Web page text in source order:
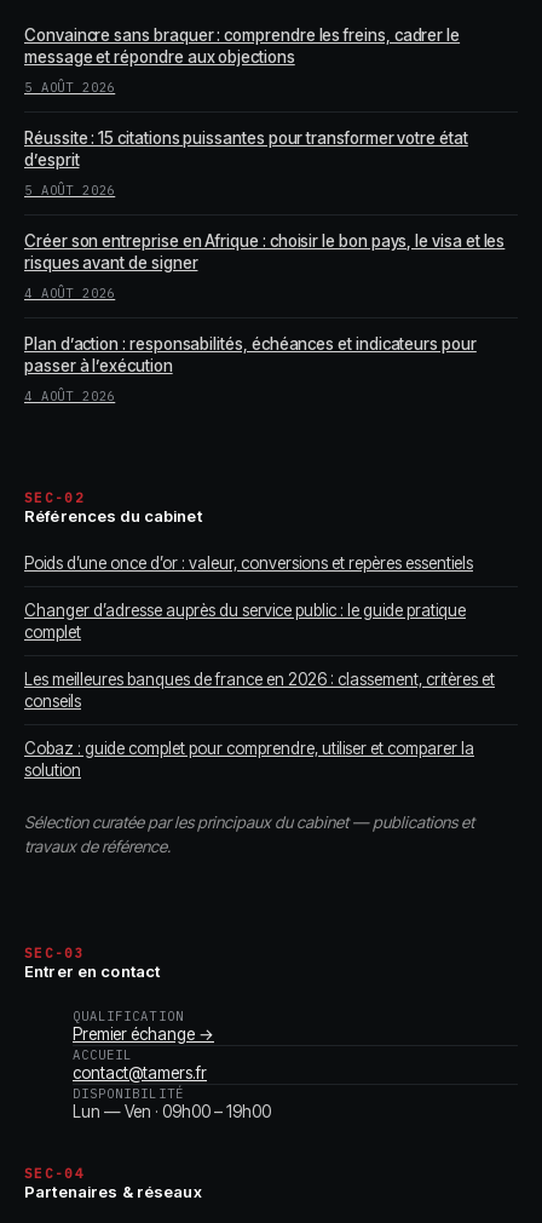
Convaincre sans braquer : comprendre les freins, cadrer le
message et répondre aux objections
5 AOÛT 2026
Réussite : 15 citations puissantes pour transformer votre état
d’esprit
5 AOÛT 2026
Créer son entreprise en Afrique : choisir le bon pays, le visa et les
risques avant de signer
4 AOÛT 2026
Plan d’action : responsabilités, échéances et indicateurs pour
passer à l’exécution
4 AOÛT 2026
SEC-02
Références du cabinet
Poids d’une once d’or : valeur, conversions et repères essentiels
Changer d’adresse auprès du service public : le guide pratique
complet
Les meilleures banques de france en 2026 : classement, critères et
conseils
Cobaz : guide complet pour comprendre, utiliser et comparer la
solution
Sélection curatée par les principaux du cabinet — publications et
travaux de référence.
SEC-03
Entrer en contact
QUALIFICATION
Premier échange →
ACCUEIL
contact@tamers.fr
DISPONIBILITÉ
Lun — Ven · 09h00 – 19h00
SEC-04
Partenaires & réseaux